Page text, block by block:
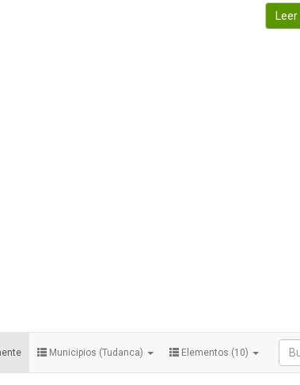
Municipios (Tudanca) Elementos (10)